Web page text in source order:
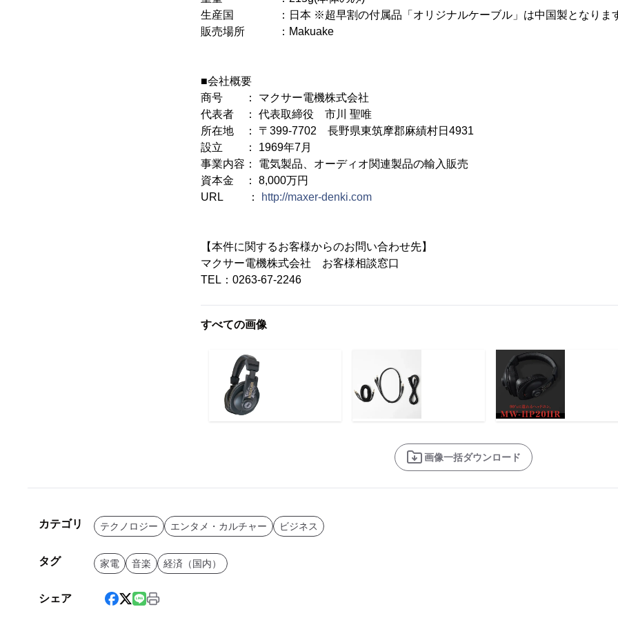
生産国 ：日本 ※超早割の付属品「オリジナルケーブル」は中国製となりま
販売場所 ：Makuake
■会社概要
商号 ： マクサー電機株式会社
代表者 ： 代表取締役 市川 聖唯
所在地 ： 〒399-7702 長野県東筑摩郡麻績村日4931
設立 ： 1969年7月
事業内容： 電気製品、オーディオ関連製品の輸入販売
資本金 ： 8,000万円
URL ：
http://maxer-denki.com
【本件に関するお客様からのお問い合わせ先】
マクサー電機株式会社 お客様相談窓口
TEL：0263-67-2246
すべての画像
画像一括ダウンロード
カテゴリ テクノロジー エンタメ・カルチャー ビジネス
タグ 家電 音楽 経済（国内）
シェア